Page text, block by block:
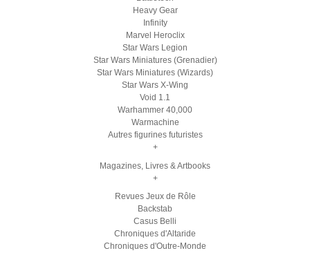
Heavy Gear
Infinity
Marvel Heroclix
Star Wars Legion
Star Wars Miniatures (Grenadier)
Star Wars Miniatures (Wizards)
Star Wars X-Wing
Void 1.1
Warhammer 40,000
Warmachine
Autres figurines futuristes
+
Magazines, Livres & Artbooks
+
Revues Jeux de Rôle
Backstab
Casus Belli
Chroniques d'Altaride
Chroniques d'Outre-Monde